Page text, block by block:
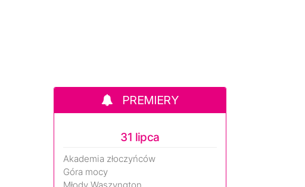
PREMIERY
31 lipca
Akademia złoczyńców
Góra mocy
Młody Waszyngton